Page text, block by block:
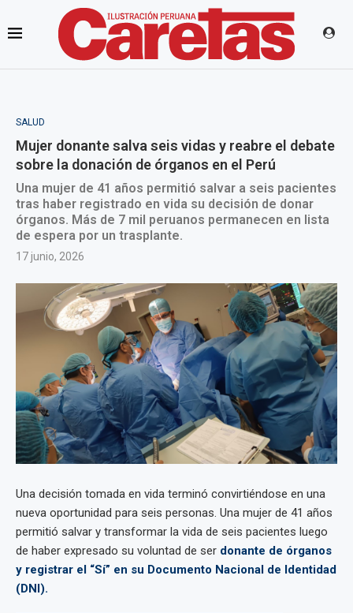
SALUD
Mujer donante salva seis vidas y reabre el debate
sobre la donación de órganos en el Perú
Una mujer de 41 años permitió salvar a seis pacientes
tras haber registrado en vida su decisión de donar
órganos. Más de 7 mil peruanos permanecen en lista
de espera por un trasplante.
17 junio, 2026
Una decisión tomada en vida terminó convirtiéndose en una
nueva oportunidad para seis personas. Una mujer de 41 años
permitió salvar y transformar la vida de seis pacientes luego
de haber expresado su voluntad de ser donante de órganos
y registrar el “Sí” en su Documento Nacional de Identidad
(DNI).